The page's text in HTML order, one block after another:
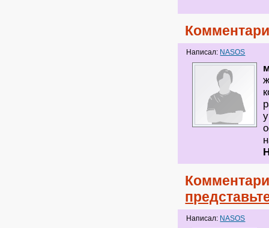
Написал: NASOS
Написал: NASOS